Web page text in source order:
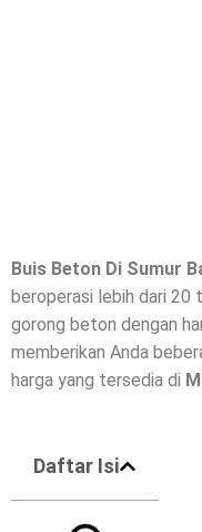
Buis Beton Di Sumur
beroperasi lebih dari 20
gorong beton dengan
memberikan Anda
harga yang tersedia di
Daftar Isi